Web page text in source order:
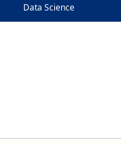
Data Science